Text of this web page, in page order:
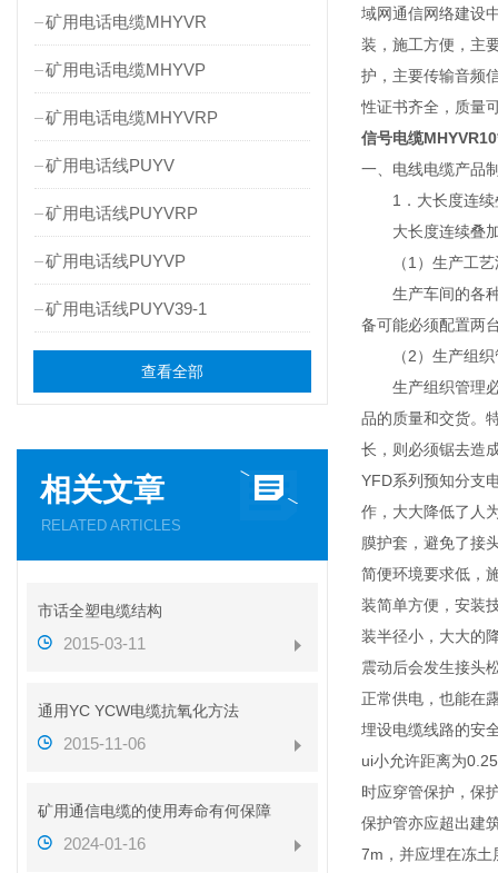
矿用电话电缆MHYVR
矿用电话电缆MHYVP
矿用电话电缆MHYVRP
矿用电话线PUYV
矿用电话线PUYVRP
矿用电话线PUYVP
矿用电话线PUYV39-1
查看全部
相关文章
RELATED ARTICLES
市话全塑电缆结构
2015-03-11
通用YC YCW电缆抗氧化方法
2015-11-06
矿用通信电缆的使用寿命有何保障
2024-01-16
域网通信网络建设
装，施工方便，主
护，主要传输音频
性证书齐全，质量
信号电缆
一、电线电缆产品
1．大长度连续
大长度连续叠加
（1）生产工艺
生产车间的各种
备可能必须配置两
（2）生产组织
生产组织管理必
品的质量和交货。
长，则必须锯去造
YFD系列预知分支
作，大大降低了人
膜护套，避免了接
简便环境要求低，
装简单方便，安装
装半径小，大大的
震动后会发生接头
正常供电，也能在
埋设电缆线路的安
ui小允许距离为
时应穿管保护，保
保护管亦应超出建
7m，并应埋在冻土